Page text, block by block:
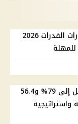
التعليم العالي: تسجيل اختبارات القدرات 2026
المركزي: الشمول المالي يصل إلى 79% و56.4